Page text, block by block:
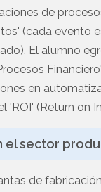
de
(cada evento
El alumno
en
'ROI' (Return on
el sector
de